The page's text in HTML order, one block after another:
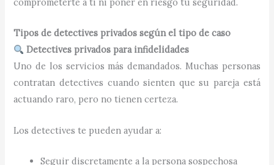
Tipos de detectives privados según el tipo de caso
Detectives privados para infidelidades
Uno de los servicios más demandados. Muchas personas
contratan detectives cuando sienten que su pareja está
actuando raro, pero no tienen certeza.
Los detectives te pueden ayudar a:
Seguir discretamente a la persona sospechosa